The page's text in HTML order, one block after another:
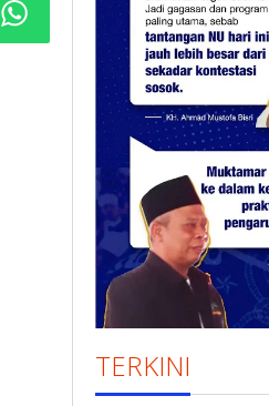
TERKINI